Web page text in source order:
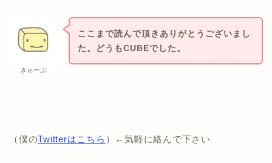
きゅーぶ
ここまで読んで頂きありがとうございまし
た。どうもCUBEでした。
（僕のTwitterはこちら ）←気軽に絡んで下さい